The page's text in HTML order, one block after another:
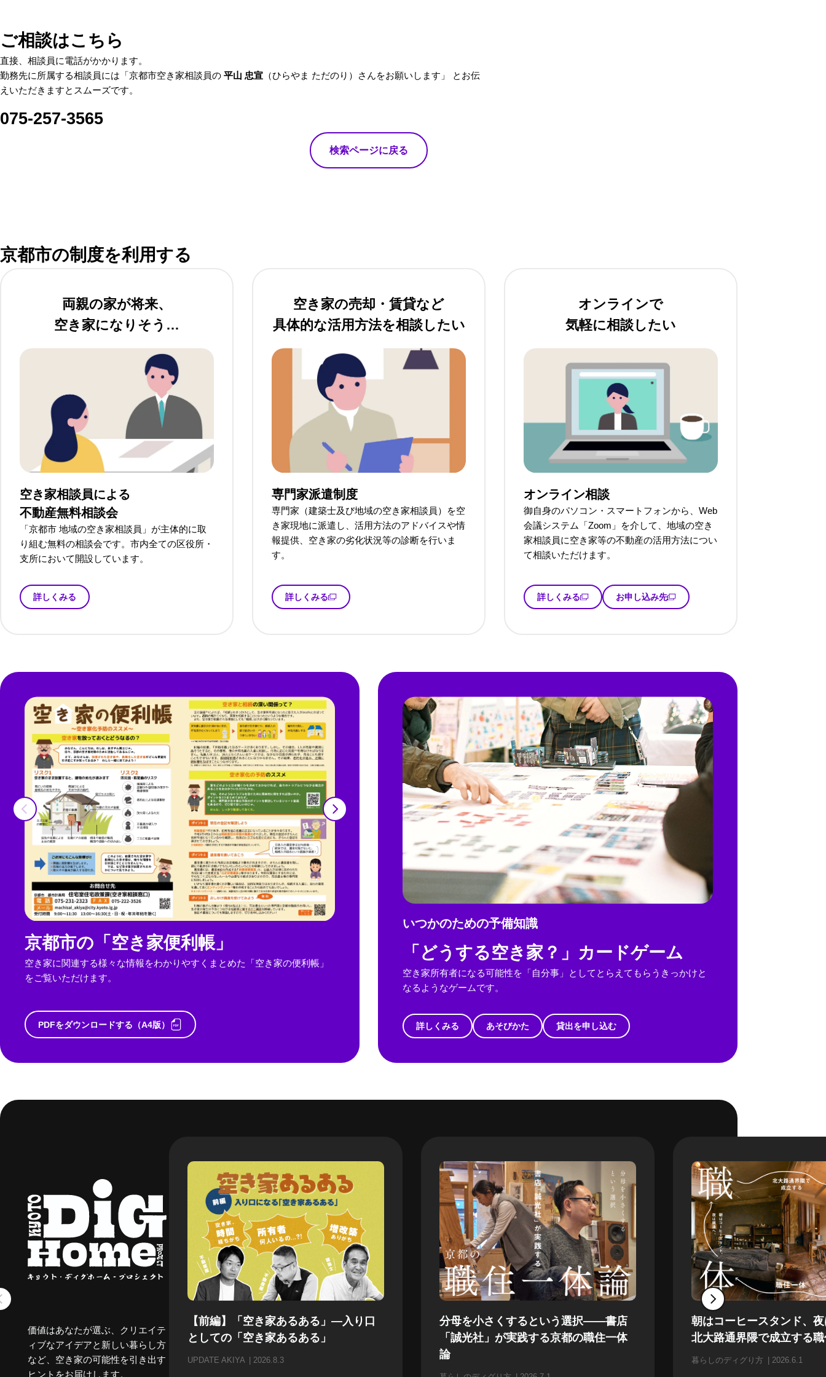
ご相談はこちら
直接、相談員に電話がかかります。
勤務先に所属する相談員には「京都市空き家相談員の 平山 忠宣 （ひらやま ただのり）さんをお願いします」 とお伝
えいただきますとスムーズです。
075-257-3565
検索ページに戻る
京都市の制度を利用する
両親の家が将来、
空き家になりそう…
空き家相談員による
不動産無料相談会
「京都市 地域の空き家相談員」が主体的に取
り組む無料の相談会です。市内全ての区役所・
支所において開設しています。
詳しくみる
空き家の売却・賃貸など
具体的な活用方法を相談したい
専門家派遣制度
専門家（建築士及び地域の空き家相談員）を空
き家現地に派遣し、活用方法のアドバイスや情
報提供、空き家の劣化状況等の診断を行いま
す。
詳しくみる
オンラインで
気軽に相談したい
オンライン相談
御自身のパソコン・スマートフォンから、Web
会議システム「Zoom」を介して、地域の空き
家相談員に空き家等の不動産の活用方法につい
て相談いただけます。
詳しくみる お申し込み先
京都市の「空き家便利帳」
空き家に関連する様々な情報をわかりやすくまとめた「空き家の便利帳」
をご覧いただけます。
PDFをダウンロードする（A4版）
いつかのための予備知識
「どうする空き家？」カードゲーム
空き家所有者になる可能性を「自分事」としてとらえてもらうきっかけと
なるようなゲームです。
詳しくみる あそびかた 貸出を申し込む
価値はあなたが選ぶ、クリエイテ
ィブなアイデアと新しい暮らし方
など、空き家の可能性を引き出す
ヒントをお届けします。
【前編】「空き家あるある」—入り口
としての「空き家あるある」
UPDATE AKIYA 2026.8.3
分母を小さくするという選択——書店
「誠光社」が実践する京都の職住一体
論
朝はコーヒースタンド、
北大路通界隈で成立する
暮らしのディグり方 2026.6.1